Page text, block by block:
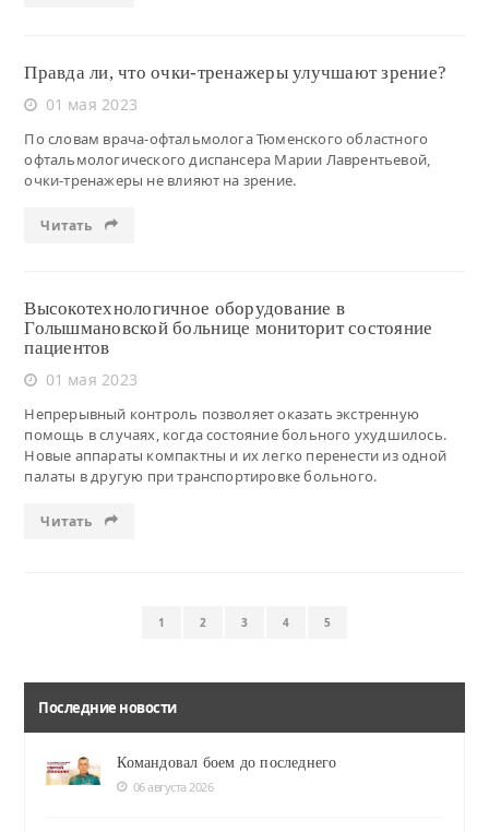
Правда ли, что очки-тренажеры улучшают зрение?
01 мая 2023
По словам врача-офтальмолога Тюменского областного
офтальмологического диспансера Марии Лаврентьевой,
очки-тренажеры не влияют на зрение.
Читать
Высокотехнологичное оборудование в
Голышмановской больнице мониторит состояние
пациентов
01 мая 2023
Непрерывный контроль позволяет оказать экстренную
помощь в случаях, когда состояние больного ухудшилось.
Новые аппараты компактны и их легко перенести из одной
палаты в другую при транспортировке больного.
Читать
1 2 3 4 5
Последние новости
Командовал боем до последнего
06 августа 2026